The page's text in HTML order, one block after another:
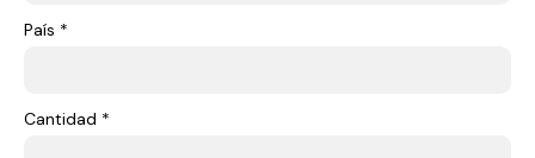
País *
Cantidad *